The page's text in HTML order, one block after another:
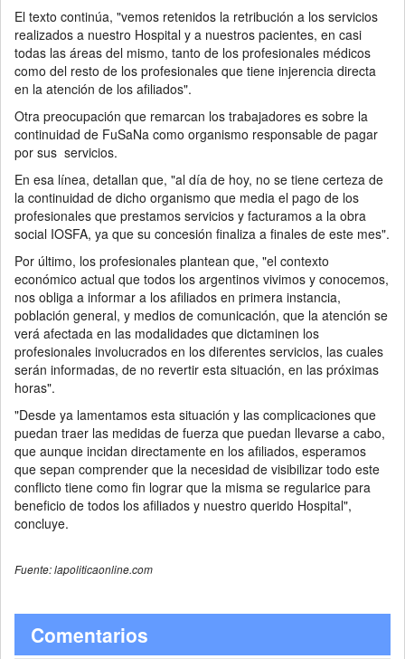
El texto continúa, "vemos retenidos la retribución a los servicios
realizados a nuestro Hospital y a nuestros pacientes, en casi
todas las áreas del mismo, tanto de los profesionales médicos
como del resto de los profesionales que tiene injerencia directa
en la atención de los afiliados".
Otra preocupación que remarcan los trabajadores es sobre la
continuidad de FuSaNa como organismo responsable de pagar
por sus servicios.
En esa línea, detallan que, "al día de hoy, no se tiene certeza de
la continuidad de dicho organismo que media el pago de los
profesionales que prestamos servicios y facturamos a la obra
social IOSFA, ya que su concesión finaliza a finales de este mes".
Por último, los profesionales plantean que, "el contexto
económico actual que todos los argentinos vivimos y conocemos,
nos obliga a informar a los afiliados en primera instancia,
población general, y medios de comunicación, que la atención se
verá afectada en las modalidades que dictaminen los
profesionales involucrados en los diferentes servicios, las cuales
serán informadas, de no revertir esta situación, en las próximas
horas".
"Desde ya lamentamos esta situación y las complicaciones que
puedan traer las medidas de fuerza que puedan llevarse a cabo,
que aunque incidan directamente en los afiliados, esperamos
que sepan comprender que la necesidad de visibilizar todo este
conflicto tiene como fin lograr que la misma se regularice para
beneficio de todos los afiliados y nuestro querido Hospital",
concluye.
Fuente: lapoliticaonline.com
Comentarios